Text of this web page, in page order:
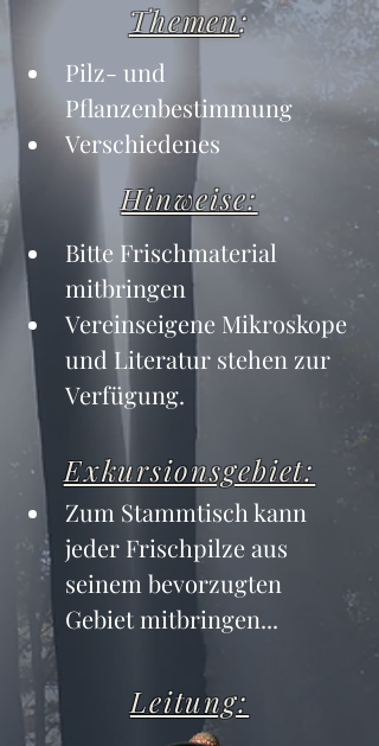
Themen:
Pilz- und
Pflanzenbestimmung
Verschiedenes
Hinweise:
Bitte Frischmaterial
mitbringen
Vereinseigene Mikroskope
und Literatur stehen zur
Verfügung.
Exkursionsgebiet:
Zum Stammtisch kann
jeder Frischpilze aus
seinem bevorzugten
Gebiet mitbringen...
Leitung: